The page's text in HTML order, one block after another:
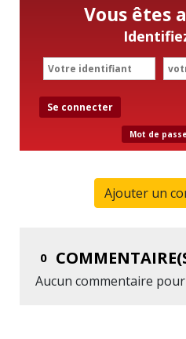
Vous êtes
Se connecter
Mot de
Ajouter un
0
Aucun commentaire